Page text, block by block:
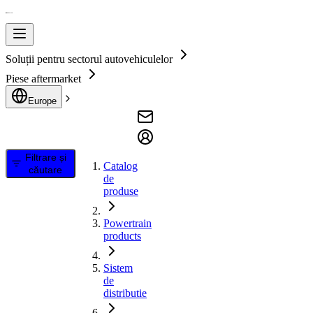
Soluții pentru sectorul autovehiculelor
Piese aftermarket
Europe
Filtrare și
căutare
Catalog
de
produse
Powertrain
products
Sistem
de
distributie